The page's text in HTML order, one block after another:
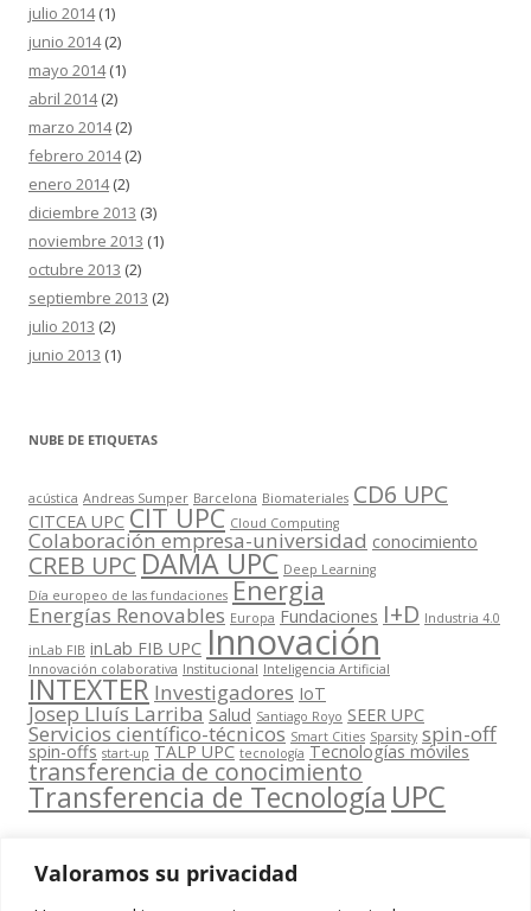
Valoramos su privacidad
julio 2014(1)
junio 2014(2)
mayo 2014(1)
abril 2014(2)
marzo 2014(2)
febrero 2014(2)
enero 2014(2)
diciembre 2013 (3)
noviembre 2013 (1)
octubre 2013 (2)
septiembre 2013 (2)
julio 2013 (2)
junio 2013 (1)
NUBE DE ETIQUETAS
acústica Andreas Sumper Barcelona Biomateriales CD6 UPC
CITCEA UPC CIT UPC Cloud Computing
Colaboración empresa-universidad conocimiento
CREB UPCDAMA UPC Deep Learning
Día europeo de las fundaciones Energia
Energías Renovables Europa Fundaciones I+D Industria 4.0
inLab FIB inLab FIB UPC Innovación
Innovación colaborativa Institucional Inteligencia Artificial
INTEXTER Investigadores IoT
Josep Lluís Larriba Salud Santiago Royo SEER UPC
Servicios científico-técnicos Smart Cities Sparsity spin-off
spin-offs start-up TALP UPC tecnología Tecnologías móviles
transferencia de conocimiento
Transferencia de Tecnología UPC